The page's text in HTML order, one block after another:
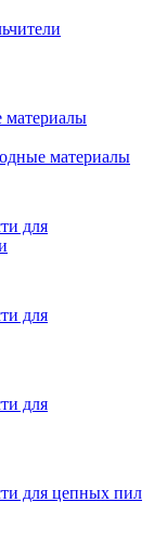
материалы
материалы
для
для
для
для цепных пил